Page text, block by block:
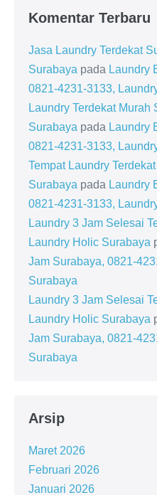
Komentar Terbaru
Jasa Laundry Terdekat
Surabaya pada Laundry
0821-4231-3133,
Laundry Terdekat
Surabaya pada Laundry
0821-4231-3133,
Tempat Laundry
Surabaya pada Laundry
0821-4231-3133,
Laundry 3 Jam Selesai
Laundry Holic Surabaya
Jam Surabaya, 0821-
Surabaya
Laundry 3 Jam Selesai
Laundry Holic Surabaya
Jam Surabaya, 0821-
Surabaya
Arsip
Maret 2026
Februari 2026
Januari 2026